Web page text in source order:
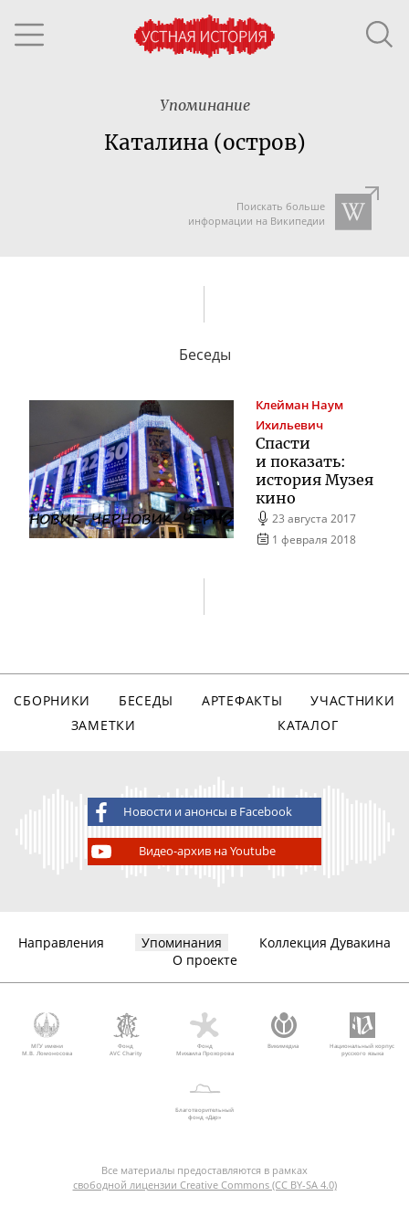
Упоминание
Каталина (остров)
Поискать больше
информации на Википедии
Беседы
Клейман Наум
Ихильевич
Спасти
и показать:
история Музея
кино
23 августа 2017
1 февраля 2018
СБОРНИКИ БЕСЕДЫ АРТЕФАКТЫ
УЧАСТНИКИ
ЗАМЕТКИ
КАТАЛОГ
Новости и анонсы в Facebook
Видео-архив на Youtube
Направления Упоминания
Коллекция Дувакина
О проекте
МГУ имени
М.В. Ломоносова
Фонд
AVC Charity
Фонд
Михаила Прохорова
Викимедиа
Национальный корпус
русского языка
Благотворительный
фонд «Дар»
Все материалы предоставляются в рамках
свободной лицензии Creative Commons (CC BY-SA 4.0)